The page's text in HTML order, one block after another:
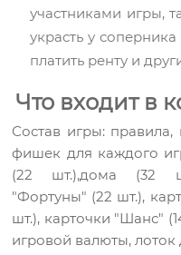
участниками игры,
украсть у
платить ренту и
Что входит в
Состав игры:
фишек для каждого
(22 шт.),дома (32
"Фортуны" (22 шт.),
шт.), карточки "Шанс"
игровой валюты, лоток